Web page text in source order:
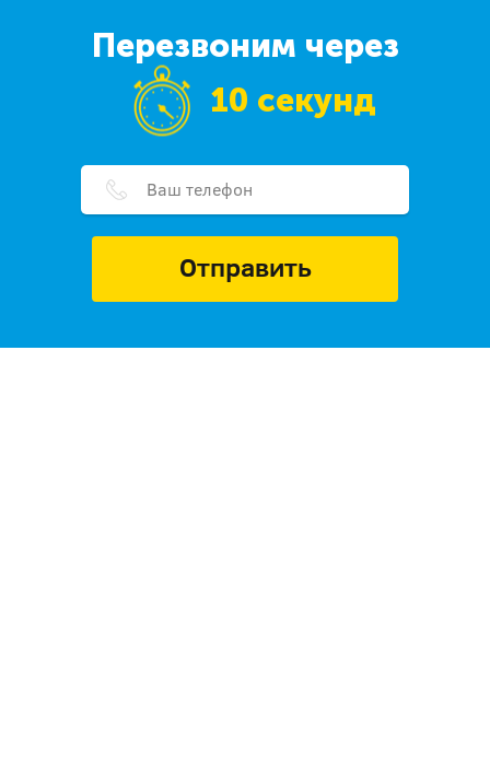
Перезвоним через
10 секунд
Отправить